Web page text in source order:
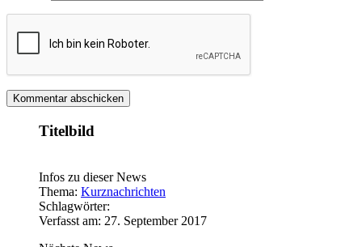
Titelbild
Infos zu dieser News
Thema: Kurznachrichten
Schlagwörter:
Verfasst am: 27. September 2017